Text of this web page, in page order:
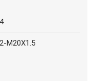
M20X1.5